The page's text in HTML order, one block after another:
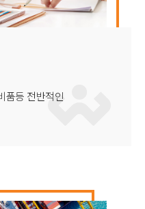
품등 전반적인